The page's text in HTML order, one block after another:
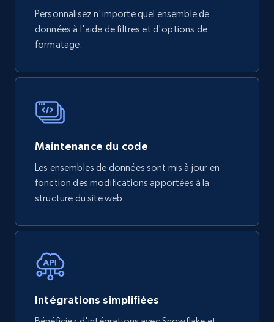
Tags, Final price, Original price, and more.
eCommerce
Google Play Store reviews
URL, Review id, Reviewer name, Review date,
Review rating, Review, Found helpful, App url, and
more.
eCommerce
740+
Personnalisez n'importe quel ensemble de
données à l'aide de filtres et d'options de
formatage.
Maintenance du code
Les ensembles de données sont mis à jour en
fonction des modifications apportées à la
structure du site web.
Intégrations simplifiées